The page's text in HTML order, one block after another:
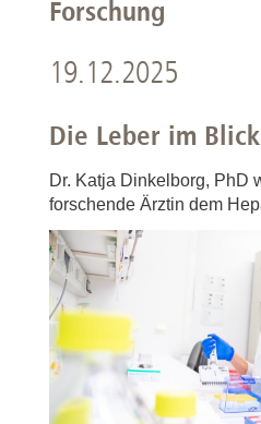
Forschung
19.12.2025
Die Leber im Blick
Dr. Katja Dinkelborg, PhD
forschende Ärztin dem